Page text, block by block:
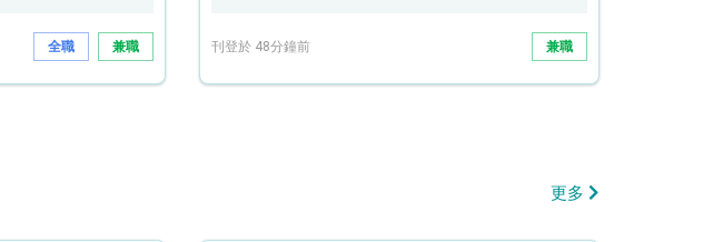
全職 兼職 刊登於 48分鐘前 兼職
更多